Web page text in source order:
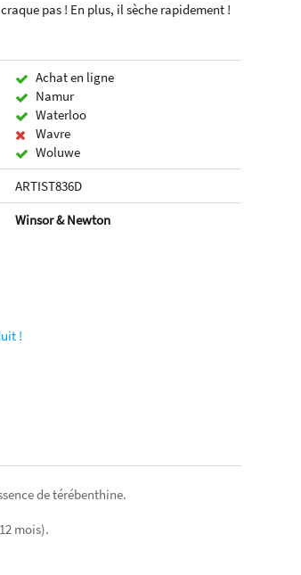
pas ! En plus, il sèche rapidement !
Achat en ligne
Namur
Waterloo
Wavre
Woluwe
ARTIST836D
Winsor & Newton
!
de térébenthine.
mois).